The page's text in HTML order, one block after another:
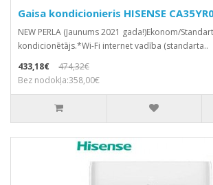
Gaisa kondicionieris HISENSE
NEW PERLA (Jaunums 2021 gada!)Ekonom/
kondicionētājs.*Wi-Fi internet vadība (standarta..
433,18€
474,32€
Bez nodokļa:358,00€